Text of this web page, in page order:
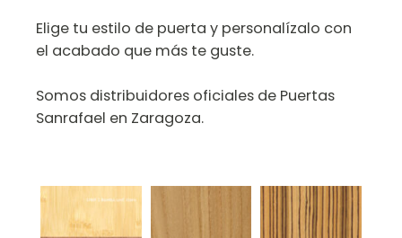
Elige tu estilo de puerta y personalízalo con
el acabado que más te guste.
Somos distribuidores oficiales de Puertas
Sanrafael en Zaragoza.